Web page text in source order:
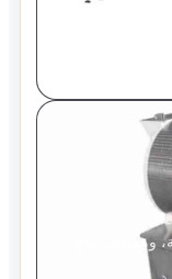
الصلبة.
ومعدات إنتاج